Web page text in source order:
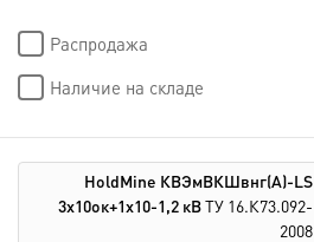
Распродажа
Наличие на складе
HoldMine КВЭмВКШвнг(А)-LS
3х10ок+1х10-1,2 кВТУ 16.К73.092-
2008